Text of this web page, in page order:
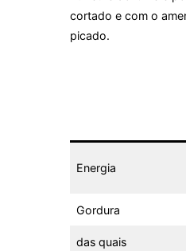
cortado e com o
picado.
Energia
Gordura
das quais